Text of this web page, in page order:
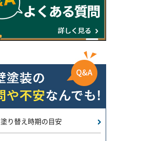
塗り替え時期の目安